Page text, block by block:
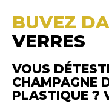
BUVEZ
VERRES
VOUS
CHAMPAGNE
PLASTIQUE ?